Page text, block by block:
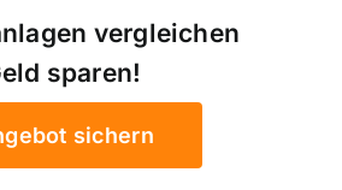
vergleichen
sparen!
sichern